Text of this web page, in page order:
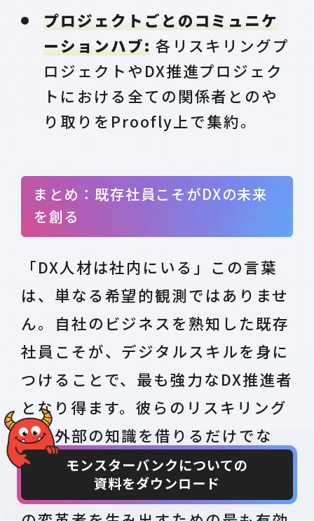
モンスターバンクについての
資料をダウンロード
CONTACT DOWNLOAD
プロジェクトごとのコミュニケ
ーションハブ:各リスキリングプ
ロジェクトやDX推進プロジェク
トにおける全ての関係者とのや
り取りをProofly上で集約。
まとめ：既存社員こそがDXの未来
を創る
「DX人材は社内にいる」この言葉
は、単なる希望的観測ではありませ
ん。自社のビジネスを熟知した既存
社員こそが、デジタルスキルを身に
つけることで、最も強力なDX推進者
となり得ます。彼らのリスキリング
は、外部の知識を借りるだけでな
く、事業への深い洞察と組織へのロ
イヤリティを兼ね備えた、貴社独自